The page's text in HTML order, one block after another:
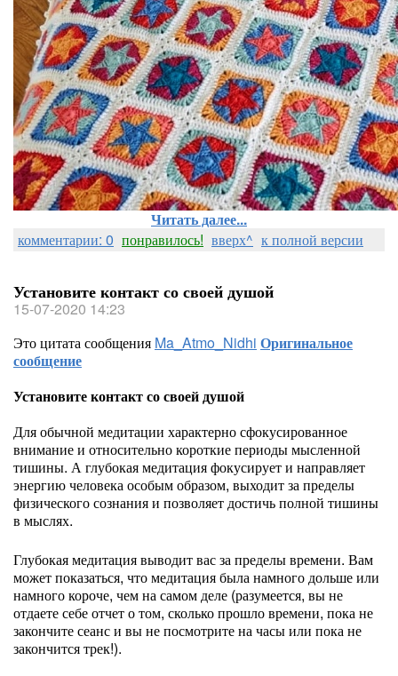
Читать далее...
комментарии: 0 понравилось! вверх^ к полной версии
Установите контакт со своей душой
15-07-2020 14:23
Это цитата сообщения Ma_Atmo_Nidhi Оригинальное
сообщение
Установите контакт со своей душой
Для обычной медитации характерно сфокусированное
внимание и относительно короткие периоды мысленной
тишины. А глубокая медитация фокусирует и направляет
энергию человека особым образом, выходит за пределы
физического сознания и позволяет достичь полной тишины
в мыслях.
Глубокая медитация выводит вас за пределы времени. Вам
может показаться, что медитация была намного дольше или
намного короче, чем на самом деле (разумеется, вы не
отдаете себе отчет о том, сколько прошло времени, пока не
закончите сеанс и вы не посмотрите на часы или пока не
закончится трек!).